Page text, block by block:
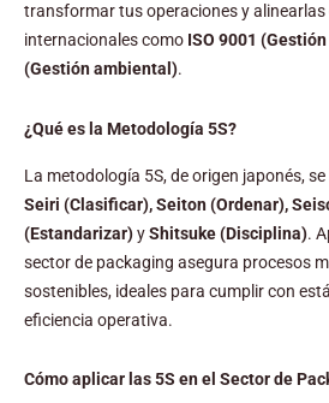
transformar tus operaciones y
internacionales como ISO 9001
(Gestión ambiental).
¿Qué es la Metodología 5S?
La metodología 5S, de origen japonés,
Seiri (Clasificar), Seiton (Ordenar),
(Estandarizar)yShitsuke (Disciplina).
sector de packaging asegura procesos
sostenibles, ideales para cumplir con
eficiencia operativa.
Cómo aplicar las 5S en el Sector de